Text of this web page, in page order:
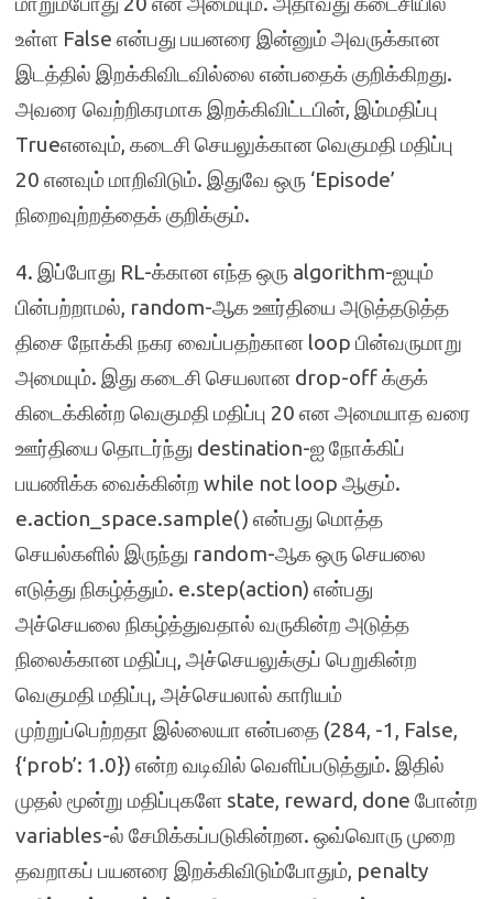
உள்ள False என்பது பயனரை இன்னும் அவருக்கான
இடத்தில் இறக்கிவிடவில்லை என்பதைக் குறிக்கிறது.
அவரை வெற்றிகரமாக இறக்கிவிட்டபின், இம்மதிப்பு
Trueஎனவும், கடைசி செயலுக்கான வெகுமதி மதிப்பு
20 எனவும் மாறிவிடும். இதுவே ஒரு ‘Episode’
நிறைவுற்றத்தைக் குறிக்கும்.
4. இப்போது RL-க்கான எந்த ஒரு algorithm-ஐயும்
பின்பற்றாமல், random-ஆக ஊர்தியை அடுத்தடுத்த
திசை நோக்கி நகர வைப்பதற்கான loop பின்வருமாறு
அமையும். இது கடைசி செயலான drop-off க்குக்
கிடைக்கின்ற வெகுமதி மதிப்பு 20 என அமையாத வரை
ஊர்தியை தொடர்ந்து destination-ஐ நோக்கிப்
பயணிக்க வைக்கின்ற while not loop ஆகும்.
e.action_space.sample() என்பது மொத்த
செயல்களில் இருந்து random-ஆக ஒரு செயலை
எடுத்து நிகழ்த்தும். e.step(action) என்பது
அச்செயலை நிகழ்த்துவதால் வருகின்ற அடுத்த
நிலைக்கான மதிப்பு, அச்செயலுக்குப் பெறுகின்ற
வெகுமதி மதிப்பு, அச்செயலால் காரியம்
முற்றுப்பெற்றதா இல்லையா என்பதை (284, -1, False,
{‘prob’: 1.0}) என்ற வடிவில் வெளிப்படுத்தும். இதில்
முதல் மூன்று மதிப்புகளே state, reward, done போன்ற
variables-ல் சேமிக்கப்படுகின்றன. ஒவ்வொரு முறை
தவறாகப் பயனரை இறக்கிவிடும்போதும், penalty